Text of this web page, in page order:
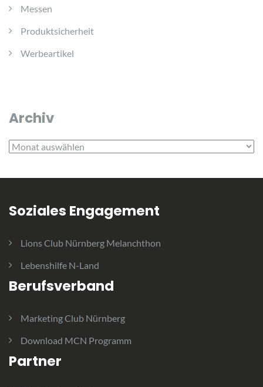
Messen
Produktsicherheit
Werbeartikel
Archiv
Archiv
Soziales Engagement
Lions Club Nürnberg Melanchthon
Lebenshilfe N-Land
Berufsverband
Marketing Club Nürnberg
Download MCN Programm
Partner